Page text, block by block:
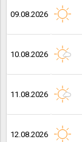
09.08.2026
10.08.2026
11.08.2026
12.08.2026